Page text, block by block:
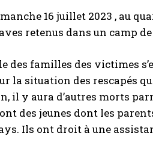
16 juillet 2023 , au
retenus dans un camp
des familles des victimes
la situation des rescapés
il y aura d’autres morts
des jeunes dont les
Ils ont droit à une